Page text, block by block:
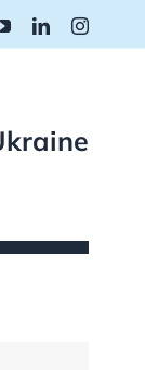
YouTubeLinkedIn